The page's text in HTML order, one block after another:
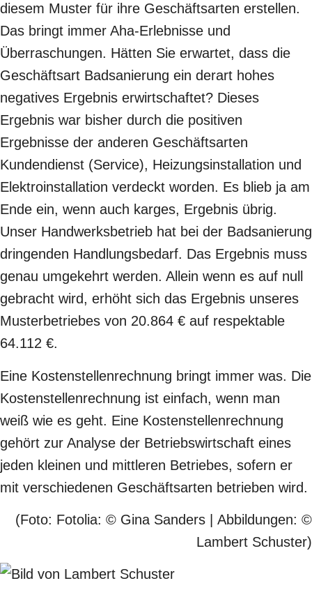
diesem Muster für ihre Geschäftsarten erstellen.
Das bringt immer Aha-Erlebnisse und
Überraschungen. Hätten Sie erwartet, dass die
Geschäftsart Badsanierung ein derart hohes
negatives Ergebnis erwirtschaftet? Dieses
Ergebnis war bisher durch die positiven
Ergebnisse der anderen Geschäftsarten
Kundendienst (Service), Heizungsinstallation und
Elektroinstallation verdeckt worden. Es blieb ja am
Ende ein, wenn auch karges, Ergebnis übrig.
Unser Handwerksbetrieb hat bei der Badsanierung
dringenden Handlungsbedarf. Das Ergebnis muss
genau umgekehrt werden. Allein wenn es auf null
gebracht wird, erhöht sich das Ergebnis unseres
Musterbetriebes von 20.864 € auf respektable
64.112 €.
Eine Kostenstellenrechnung bringt immer was. Die
Kostenstellenrechnung ist einfach, wenn man
weiß wie es geht. Eine Kostenstellenrechnung
gehört zur Analyse der Betriebswirtschaft eines
jeden kleinen und mittleren Betriebes, sofern er
mit verschiedenen Geschäftsarten betrieben wird.
(Foto: Fotolia: © Gina Sanders | Abbildungen: ©
Lambert Schuster)